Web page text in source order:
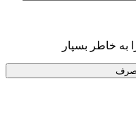
به خاطر بسپار